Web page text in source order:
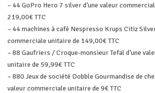
– 44 GoPro Hero 7 silver d’une valeur
219,00€ TTC
– 44 machines à café Nespresso Krups Citiz
commerciale unitaire de 149,00€ TTC
– 88 Gaufriers / Croque-monsieur Tefal d’une
unitaire de 59,99€ TTC
– 880 Jeux de société Dobble Gourmandise de
valeur commerciale unitaire de 9€ TTC